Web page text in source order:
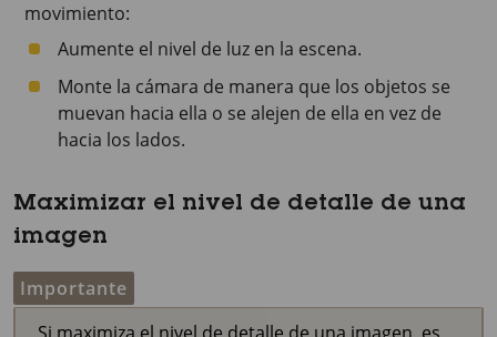
movimiento:
Aumente el nivel de luz en la escena.
Monte la cámara de manera que los objetos se
muevan hacia ella o se alejen de ella en vez de
hacia los lados.
Maximizar el nivel de detalle de una
imagen
Importante